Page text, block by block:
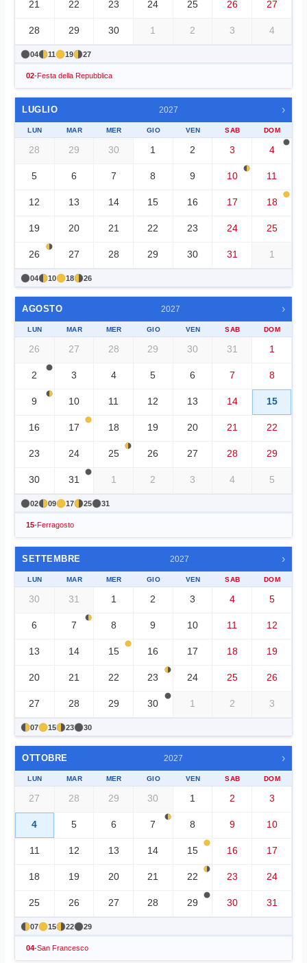
21 22 23 24 25 26 27
28 29 30 1 2 3 4
04 11 19 27
02-Festa della Repubblica
LUGLIO 2027 ›
LUN MAR MER GIO VEN SAB DOM
28 29 30 1 2 3 4
5 6 7 8 9 10 11
12 13 14 15 16 17 18
19 20 21 22 23 24 25
26 27 28 29 30 31 1
04 10 18 26
AGOSTO 2027 ›
LUN MAR MER GIO VEN SAB DOM
26 27 28 29 30 31 1
2 3 4 5 6 7 8
9 10 11 12 13 14 15
16 17 18 19 20 21 22
23 24 25 26 27 28 29
30 31 1 2 3 4 5
02 09 17 25 31
15-Ferragosto
SETTEMBRE 2027 ›
LUN MAR MER GIO VEN SAB DOM
30 31 1 2 3 4 5
6 7 8 9 10 11 12
13 14 15 16 17 18 19
20 21 22 23 24 25 26
27 28 29 30 1 2 3
07 15 23 30
OTTOBRE 2027 ›
LUN MAR MER GIO VEN SAB DOM
27 28 29 30 1 2 3
4 5 6 7 8 9 10
11 12 13 14 15 16 17
18 19 20 21 22 23 24
25 26 27 28 29 30 31
07 15 22 29
04-San Francesco